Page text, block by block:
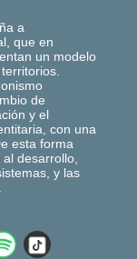
a
que en
un modelo
de
y el
con una
esta forma
desarrollo,
y las